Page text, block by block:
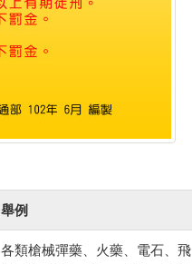
舉例
各類槍械彈藥、火藥、電石、飛